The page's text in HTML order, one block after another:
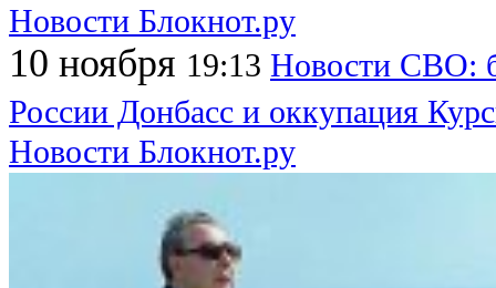
Новости Блокнот.ру
10 ноября 19:13 Новости СВО:
России Донбасс и оккупация
Новости Блокнот.ру